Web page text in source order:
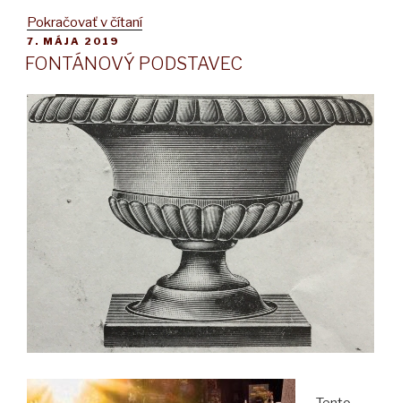
Pokračovať v čítaní„ELEKTRICKÁ
051“
PUBLIKOVANÉ
7. MÁJA 2019
FONTÁNOVÝ PODSTAVEC